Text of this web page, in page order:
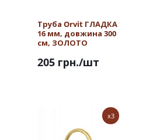
Труба Orvit ГЛАДКА
16 мм, довжина 300
см, ЗОЛОТО
205 грн./шт
x3